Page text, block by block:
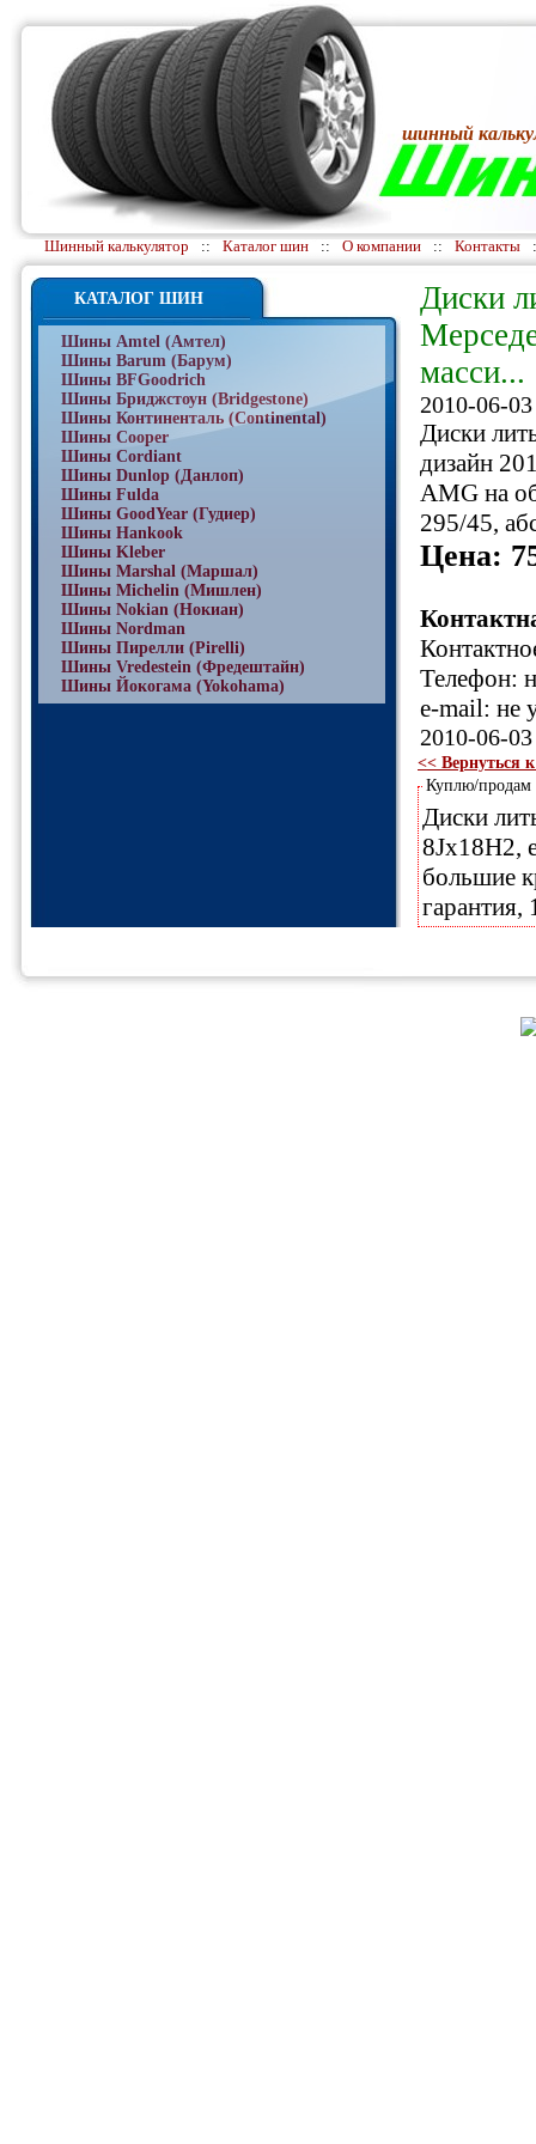
шинный
Шинный калькулятор :: Каталог шин :: О компании :: Контакты
КАТАЛОГ ШИН
Шины Amtel (Амтел)
Шины Barum (Барум)
Шины BFGoodrich
Шины Бриджстоун (Bridgestone)
Шины Континенталь (Continental)
Шины Cooper
Шины Cordiant
Шины Dunlop (Данлоп)
Шины Fulda
Шины GoodYear (Гудиер)
Шины Hankook
Шины Kleber
Шины Marshal (Маршал)
Шины Michelin (Мишлен)
Шины Nokian (Нокиан)
Шины Nordman
Шины Пирелли (Pirelli)
Шины Vredestein (Фредештайн)
Шины Йокогама (Yokohama)
Диски
масси...
2010-06-
Диски
дизайн
AMG на
295/45,
Цена:
Телефон:
e-mail: не
2010-06-
<< Вернуться
Куплю/
Диски
8Jх18Н2,
большие